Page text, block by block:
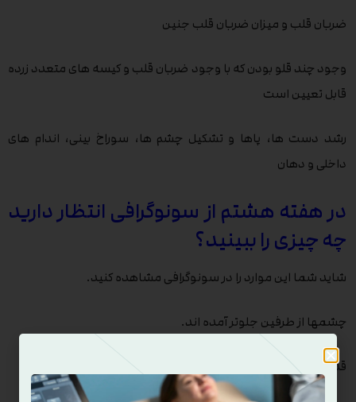
ضربان قلب و میزان ضربان قلب جنین
وجود چند قلو بودن که با وجود ضربان قلب و کیسه های متعدد زرده
قابل تعیین است
رشد دست ها، پاها و تشکیل چشم ها، سوراخ بینی، اندام های
داخلی و دهان
در هفته هشتم از سونوگرافی انتظار دارید
چه چیزی را ببینید؟
شاید شما این موارد را در سونوگرافی مشاهده کنید.
چشمها از طرفین جلوتر آمده اند.
قد جنین 2.3 سانتی متر از تاج تا کفل اندازه گیری می شود.